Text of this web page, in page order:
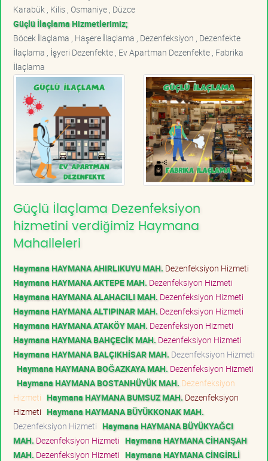
Karabük , Kilis , Osmaniye , Düzce
Güçlü İlaçlama Hizmetlerimiz;
Böcek İlaçlama , Haşere İlaçlama , Dezenfeksiyon , Dezenfekte
İlaçlama , İşyeri Dezenfekte , Ev Apartman Dezenfekte , Fabrika
İlaçlama
Güçlü İlaçlama Dezenfeksiyon
hizmetini verdiğimiz Haymana
Mahalleleri
Haymana HAYMANA AHIRLIKUYU MAH. Dezenfeksiyon Hizmeti
Haymana HAYMANA AKTEPE MAH. Dezenfeksiyon Hizmeti
Haymana HAYMANA ALAHACILI MAH. Dezenfeksiyon Hizmeti
Haymana HAYMANA ALTIPINAR MAH. Dezenfeksiyon Hizmeti
Haymana HAYMANA ATAKÖY MAH. Dezenfeksiyon Hizmeti
Haymana HAYMANA BAHÇECİK MAH. Dezenfeksiyon Hizmeti
Haymana HAYMANA BALÇIKHİSAR MAH. Dezenfeksiyon Hizmeti
Haymana HAYMANA BOĞAZKAYA MAH. Dezenfeksiyon Hizmeti
Haymana HAYMANA BOSTANHÜYÜK MAH. Dezenfeksiyon
Hizmeti Haymana HAYMANA BUMSUZ MAH. Dezenfeksiyon
Hizmeti Haymana HAYMANA BÜYÜKKONAK MAH.
Dezenfeksiyon Hizmeti Haymana HAYMANA BÜYÜKYAĞCI
MAH. Dezenfeksiyon Hizmeti Haymana HAYMANA CİHANŞAH
MAH. Dezenfeksiyon Hizmeti Haymana HAYMANA CİNGİRLİ